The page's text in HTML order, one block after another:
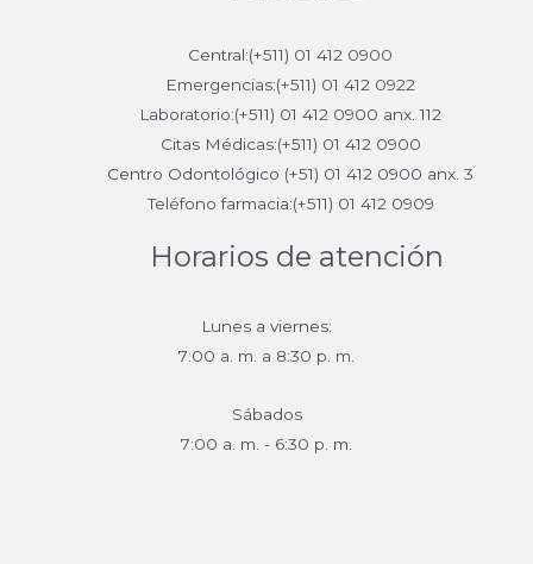
Central:(+511) 01 412 0900
Emergencias:(+511) 01 412 0922
Laboratorio:(+511) 01 412 0900 anx. 112
Citas Médicas:(+511) 01 412 0900
Centro Odontológico (+51) 01 412 0900 anx. 3
Teléfono farmacia:(+511) 01 412 0909
Horarios de atención
Lunes a viernes:
7:00 a. m. a 8:30 p. m.
Sábados
7:00 a. m. - 6:30 p. m.